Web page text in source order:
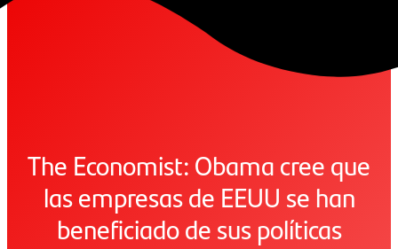
The Economist: Obama cree que
las empresas de EEUU se han
beneficiado de sus políticas